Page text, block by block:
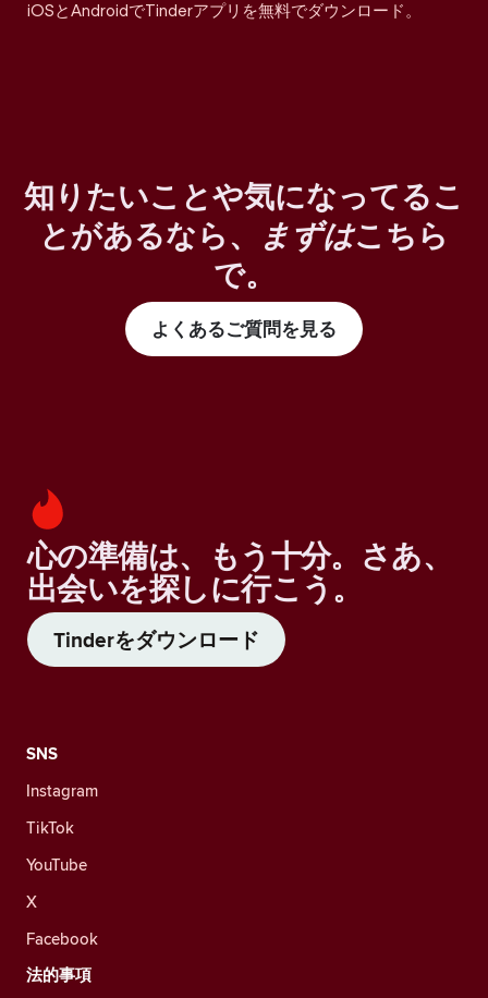
iOSとAndroidでTinderアプリを無料でダウンロード。
知りたいことや気になってるこ
とがあるなら、
まずはこちら
で。
よくあるご質問を見る
心の準備は、もう十分。さあ、
出会いを探しに行こう。
Tinderをダウンロード
SNS
Instagram
TikTok
YouTube
X
Facebook
法的事項